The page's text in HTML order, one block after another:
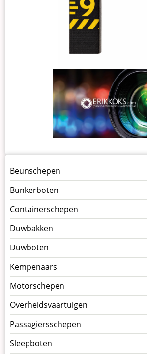
Menu
Schepen
Beunschepen
Bunkerboten
Containerschepen
Duwbakken
Duwboten
Kempenaars
Motorschepen
Overheidsvaartuigen
Passagiersschepen
Sleepboten